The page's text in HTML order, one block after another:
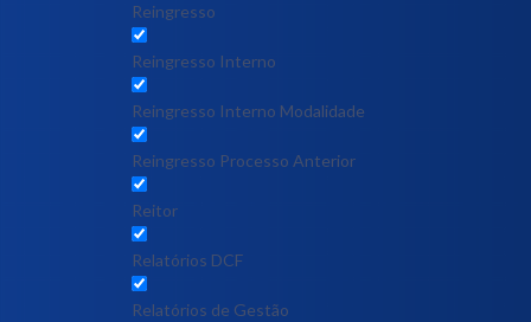
Reingresso
Reingresso Interno
Reingresso Interno Modalidade
Reingresso Processo Anterior
Reitor
Relatórios DCF
Relatórios de Gestão